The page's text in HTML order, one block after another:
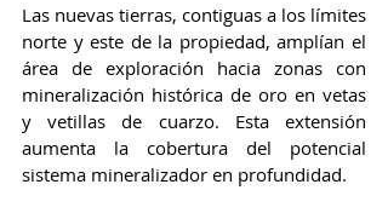
Las nuevas tierras, contiguas a los límites
norte y este de la propiedad, amplían el
área de exploración hacia zonas con
mineralización histórica de oro en vetas
y vetillas de cuarzo. Esta extensión
aumenta la cobertura del potencial
sistema mineralizador en profundidad.